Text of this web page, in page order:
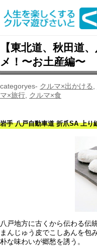
【東北道、秋田道
メ！〜お土産編〜
クルマ×出かける
マ×旅行 クルマ×食
岩手 八戸自動車道 折爪SA 上
八戸地方に古くから伝わる伝
まんじゅう皮でこしあんを包
朴な味わいが郷愁を誘う。